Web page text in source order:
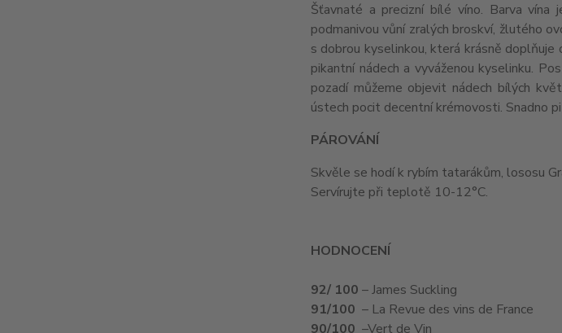
Šťavnaté a precizní bílé víno. Barva
podmanivou vůní zralých broskví, žlutého
s dobrou kyselinkou, která krásně
pikantní nádech a vyváženou kyselinku.
pozadí můžeme objevit nádech bílých
ústech pocit decentní krémovosti. Snadno
PÁROVÁNÍ
Skvěle se hodí k rybím tatarákům, lososu
Servírujte při teplotě 10-12°C.
HODNOCENÍ
92/ 100 – James Suckling
91/100 – La Revue des vins de France
90/100 –Vert de Vin